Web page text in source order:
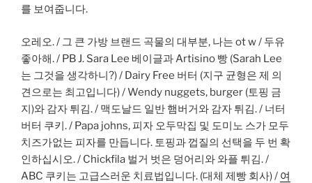
를 보여줍니다.
오레오. / 그 큰 가방 브랜드 곡물의 대부분, 나는 ot w / 두유
좋아해. / PB J. Sara Lee 베이글과 Artisino 빵 (Sarah Lee
는 그것을 생각하니?) / Dairy Free 버터 (지구 균형은 제 의
견으로는 최고입니다) / Wendy nuggets, burger (토핑 금
지)와 감자 튀김. / 맥도날드 일반 햄버거와 감자 튀김. / 너터
버터 쿠키. / Papa johns, 피자 오두막집 및 도미노 스가 모두
치즈가없는 피자를 만듭니다. 토핑과 껍질의 선택을 두 번 확
인하십시오. / Chickfila 벌거 벗은 덩어리와 와플 튀김. /
ABC 쿠키는 고급스러운 치료법입니다. (대체 제빵 회사) / 여